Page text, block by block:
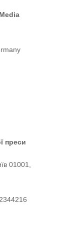
преси
01001,